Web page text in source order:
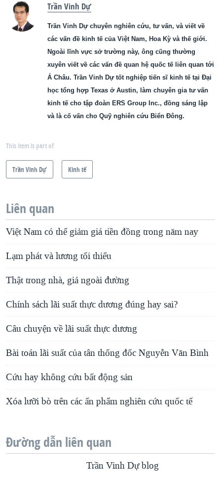
Trần Vinh Dự
Trần Vinh Dự chuyên nghiên cứu, tư vấn, và viết về
các vấn đề kinh tế của Việt Nam, Hoa Kỳ và thế giới.
Ngoài lĩnh vực sở trường này, ông cũng thường
xuyên viết về các vấn đề quan hệ quốc tế liên quan tới
Á Châu. Trần Vinh Dự tốt nghiệp tiến sĩ kinh tế tại Đại
học tổng hợp Texas ở Austin, làm chuyên gia tư vấn
kinh tế cho tập đoàn ERS Group Inc., đồng sáng lập
và là cố vấn cho Quỹ nghiên cứu Biển Đông.
This item is part of
Trần Vinh Dự Kinh tế
Liên quan
Việt Nam có thể giảm giá tiền đồng trong năm nay
Lạm phát và lương tối thiểu
Thật trong nhà, giả ngoài đường
Chính sách lãi suất thực dương đúng hay sai?
Câu chuyện về lãi suất thực dương
Bài toán lãi suất của tân thống đốc Nguyễn Văn Bình
Cứu hay không cứu bất động sản
Xóa lưỡi bò trên các ấn phẩm nghiên cứu quốc tế
Đường dẫn liên quan
Trần Vinh Dự blog